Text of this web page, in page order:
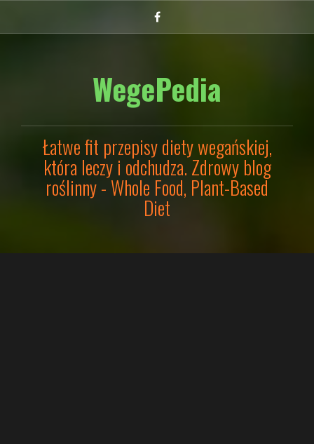
do
WegePedia
Łatwe fit przepisy diety wegańskiej,
która leczy i odchudza. Zdrowy blog
roślinny - Whole Food, Plant-Based
Diet